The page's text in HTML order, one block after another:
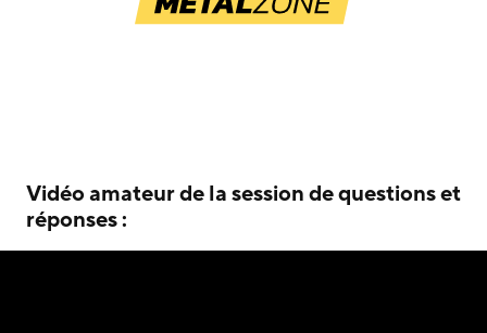
Vidéo amateur de la session de questions et
réponses :